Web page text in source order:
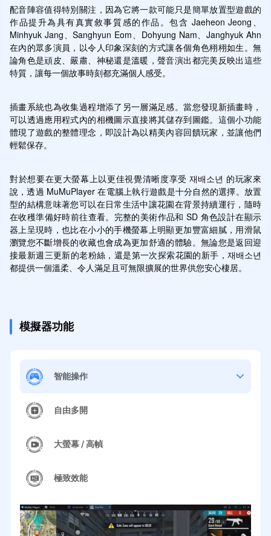
配音陣容值得特別關注，因為它將一款可能只是簡單放置型遊戲的
作品提升為具有真實敘事質感的作品。包含 Jaeheon Jeong、
Minhyuk Jang、Sanghyun Eom、Dohyung Nam、Janghyuk Ahn
在內的眾多演員，以令人印象深刻的方式讓各個角色栩栩如生。無
論角色是頑皮、嚴肅、神秘還是溫暖，聲音演出都完美反映出這些
特質，讓每一個故事時刻都充滿個人感受。
插畫系統也為收集過程增添了另一層滿足感。當您發現新插畫時，
可以透過應用程式內的相機圖示直接將其儲存到圖鑑。這個小功能
體現了遊戲的整體理念，即設計為以精美內容回饋玩家，並讓他們
輕鬆保存。
對於想要在更大螢幕上以更佳視覺清晰度享受 재배소년 的玩家來
說，透過 MuMuPlayer 在電腦上執行遊戲是十分自然的選擇。放置
型的結構意味著您可以在日常生活中讓花園在背景持續運行，隨時
在收穫準備好時前往查看。完整的美術作品和 SD 角色設計在顯示
器上呈現時，也比在小小的手機螢幕上明顯更加豐富細膩，用滑鼠
瀏覽您不斷增長的收藏也會成為更加舒適的體驗。無論您是返回迎
接最新週三更新的老粉絲，還是第一次探索花園的新手，재배소년
都提供一個溫柔、令人滿足且可無限擴展的世界供您安心棲居。
模擬器功能
智能操作
自由多開
大螢幕 / 高幀
極致效能